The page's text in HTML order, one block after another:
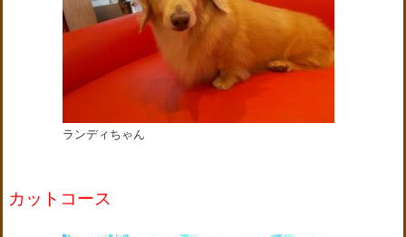
ランディちゃん
カットコース